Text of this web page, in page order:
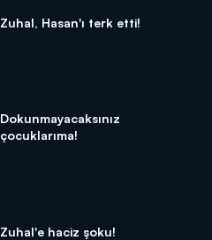
Zuhal, Hasan'ı terk etti!
Dokunmayacaksınız
çocuklarıma!
Zuhal'e haciz şoku!